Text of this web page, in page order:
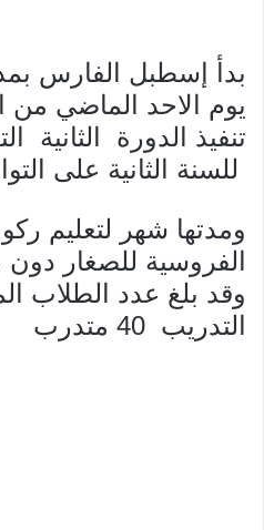
بدأ إسطبل الفارس
يوم الاحد الماضي من
تنفيذ الدورة الثانية
للسنة الثانية على
ومدتها شهر لتعليم
وقد بلغ عدد الطلاب
التدريب 40 متدرب